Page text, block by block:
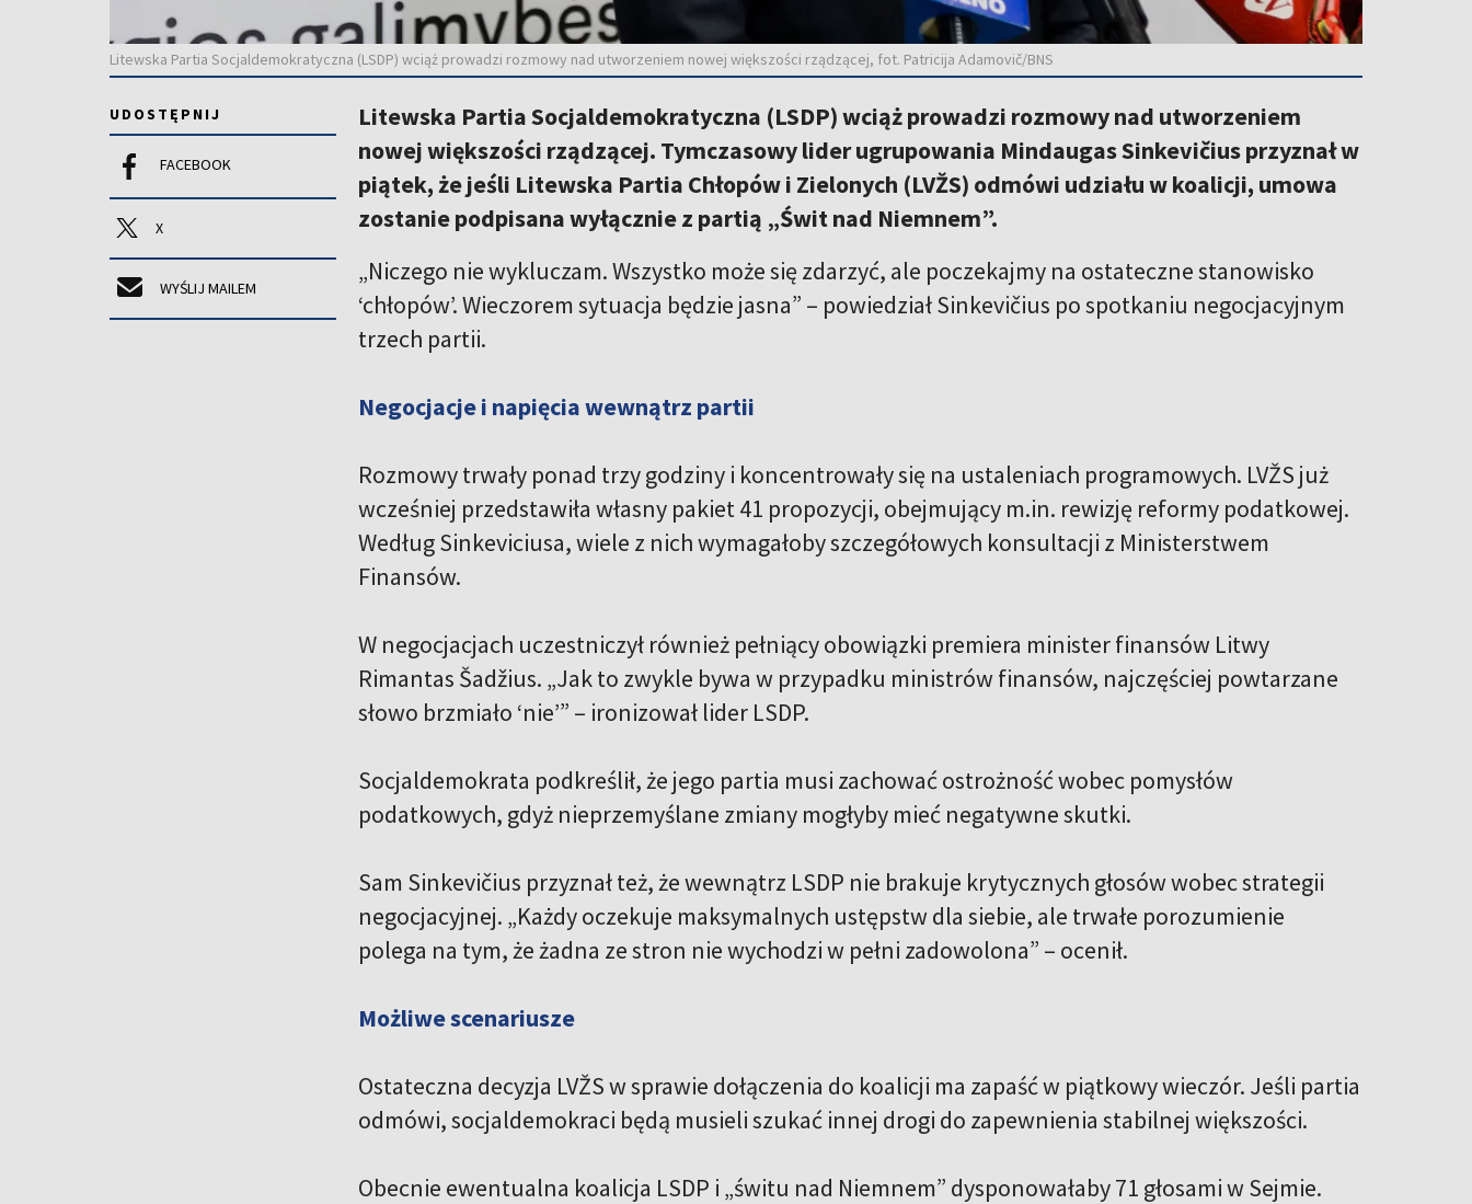
Litewska Partia Socjaldemokratyczna (LSDP) wciąż prowadzi rozmowy nad utworzeniem nowej większości rządzącej, fot. Patricija Adamovič/BNS
UDOSTĘPNIJ
FACEBOOK
X
WYŚLIJ MAILEM
Litewska Partia Socjaldemokratyczna (LSDP) wciąż prowadzi rozmowy nad utworzeniem
nowej większości rządzącej. Tymczasowy lider ugrupowania Mindaugas Sinkevičius przyznał w
piątek, że jeśli Litewska Partia Chłopów i Zielonych (LVŽS) odmówi udziału w koalicji, umowa
zostanie podpisana wyłącznie z partią „Świt nad Niemnem”.
„Niczego nie wykluczam. Wszystko może się zdarzyć, ale poczekajmy na ostateczne stanowisko
‘chłopów’. Wieczorem sytuacja będzie jasna” – powiedział Sinkevičius po spotkaniu negocjacyjnym
trzech partii.
Negocjacje i napięcia wewnątrz partii
Rozmowy trwały ponad trzy godziny i koncentrowały się na ustaleniach programowych. LVŽS już
wcześniej przedstawiła własny pakiet 41 propozycji, obejmujący m.in. rewizję reformy podatkowej.
Według Sinkeviciusa, wiele z nich wymagałoby szczegółowych konsultacji z Ministerstwem
Finansów.
W negocjacjach uczestniczył również pełniący obowiązki premiera minister finansów Litwy
Rimantas Šadžius. „Jak to zwykle bywa w przypadku ministrów finansów, najczęściej powtarzane
słowo brzmiało ‘nie’” – ironizował lider LSDP.
Socjaldemokrata podkreślił, że jego partia musi zachować ostrożność wobec pomysłów
podatkowych, gdyż nieprzemyślane zmiany mogłyby mieć negatywne skutki.
Sam Sinkevičius przyznał też, że wewnątrz LSDP nie brakuje krytycznych głosów wobec strategii
negocjacyjnej. „Każdy oczekuje maksymalnych ustępstw dla siebie, ale trwałe porozumienie
polega na tym, że żadna ze stron nie wychodzi w pełni zadowolona” – ocenił.
Możliwe scenariusze
Ostateczna decyzja LVŽS w sprawie dołączenia do koalicji ma zapaść w piątkowy wieczór. Jeśli partia
odmówi, socjaldemokraci będą musieli szukać innej drogi do zapewnienia stabilnej większości.
Obecnie ewentualna koalicja LSDP i „świtu nad Niemnem” dysponowałaby 71 głosami w Sejmie.